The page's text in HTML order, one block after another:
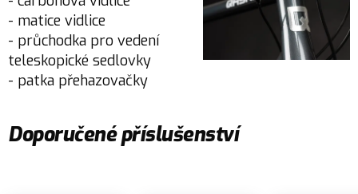
- matice vidlice
- průchodka pro vedení
teleskopické sedlovky
- patka přehazovačky
Doporučené příslušenství